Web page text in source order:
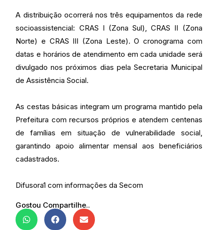
A distribuição ocorrerá nos três equipamentos da rede
socioassistencial: CRAS I (Zona Sul), CRAS II (Zona
Norte) e CRAS III (Zona Leste). O cronograma com
datas e horários de atendimento em cada unidade será
divulgado nos próximos dias pela Secretaria Municipal
de Assistência Social.
As cestas básicas integram um programa mantido pela
Prefeitura com recursos próprios e atendem centenas
de famílias em situação de vulnerabilidade social,
garantindo apoio alimentar mensal aos beneficiários
cadastrados.
Difusora1 com informações da Secom
Gostou Compartilhe..